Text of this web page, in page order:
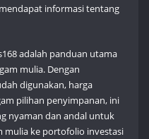
informasi tentang
adalah panduan utama
mulia. Dengan
digunakan, harga
pilihan penyimpanan, ini
nyaman dan andal untuk
mulia ke portofolio investasi